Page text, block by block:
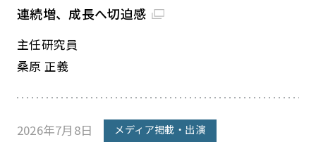
連続増、成長へ切迫感
主任研究員
桑原 正義
2026年7月8日 メディア掲載・出演